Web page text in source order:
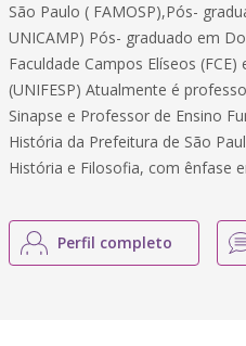
São Paulo ( FAMOSP),Pós-
UNICAMP) Pós- graduado em
Faculdade Campos Elíseos
(UNIFESP) Atualmente é
Sinapse e Professor de Ensino
História da Prefeitura de São
História e Filosofia, com ênfase
Perfil completo